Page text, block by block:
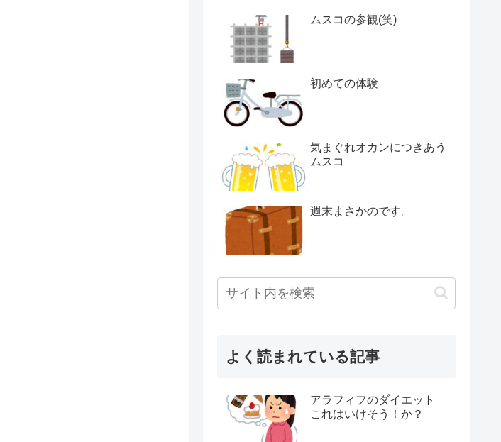
ムスコの参観(笑)
初めての体験
気まぐれオカンにつきあう
ムスコ
週末まさかのです。
よく読まれている記事
アラフィフのダイエット
これはいけそう！か？